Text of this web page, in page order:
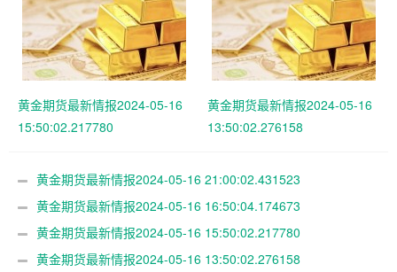
黄金期货最新情报2024-05-16
15:50:02.217780
黄金期货最新情报2024-05-16
13:50:02.276158
黄金期货最新情报2024-05-16 21:00:02.431523
黄金期货最新情报2024-05-16 16:50:04.174673
黄金期货最新情报2024-05-16 15:50:02.217780
黄金期货最新情报2024-05-16 13:50:02.276158